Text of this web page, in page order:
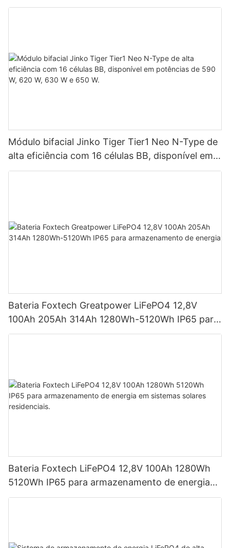
até 9 unidades em paralelo para sistemas
Módulo bifacial Jinko Tiger Tier1 Neo N-Type de
alta eficiência com 16 células BB, disponível em
potências de 590 W, 620 W, 630 W e 650 W.
Bateria Foxtech Greatpower LiFePO4 12,8V
100Ah 205Ah 314Ah 1280Wh-5120Wh IP65 para
armazenamento de energia
Bateria Foxtech LiFePO4 12,8V 100Ah 1280Wh
5120Wh IP65 para armazenamento de energia
em sistemas solares residenciais.